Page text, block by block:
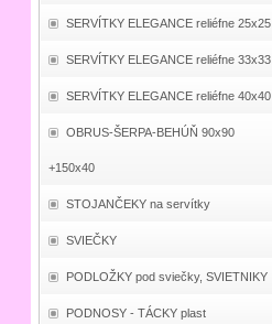
SERVÍTKY ELEGANCE reliéfne 25x25
SERVÍTKY ELEGANCE reliéfne 33x33
SERVÍTKY ELEGANCE reliéfne 40x40
OBRUS-ŠERPA-BEHÚŇ 90x90
+150x40
STOJANČEKY na servítky
SVIEČKY
PODLOŽKY pod sviečky, SVIETNIKY
PODNOSY - TÁCKY plast